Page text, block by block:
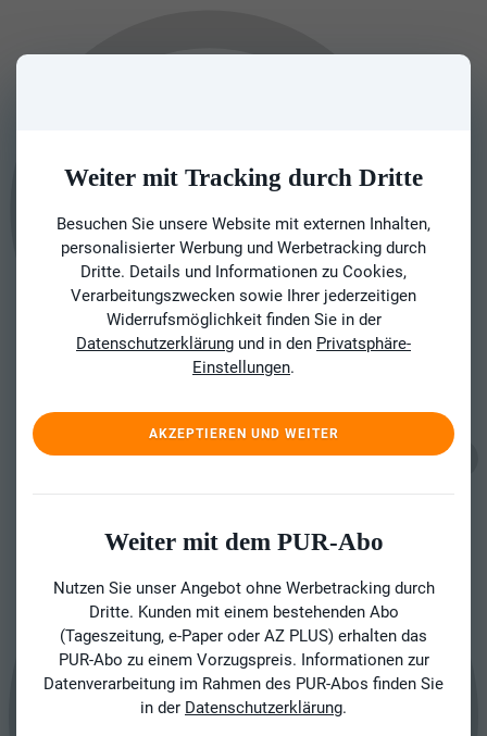
Weiter mit Tracking durch Dritte
Besuchen Sie unsere Website mit externen Inhalten,
personalisierter Werbung und Werbetracking durch
Dritte. Details und Informationen zu Cookies,
Verarbeitungszwecken sowie Ihrer jederzeitigen
Widerrufsmöglichkeit finden Sie in der
Datenschutzerklärung und in den Privatsphäre-
Einstellungen.
AKZEPTIEREN UND WEITER
Weiter mit dem PUR-Abo
Nutzen Sie unser Angebot ohne Werbetracking durch
Dritte. Kunden mit einem bestehenden Abo
(Tageszeitung, e-Paper oder AZ PLUS) erhalten das
PUR-Abo zu einem Vorzugspreis. Informationen zur
Datenverarbeitung im Rahmen des PUR-Abos finden Sie
in der Datenschutzerklärung.